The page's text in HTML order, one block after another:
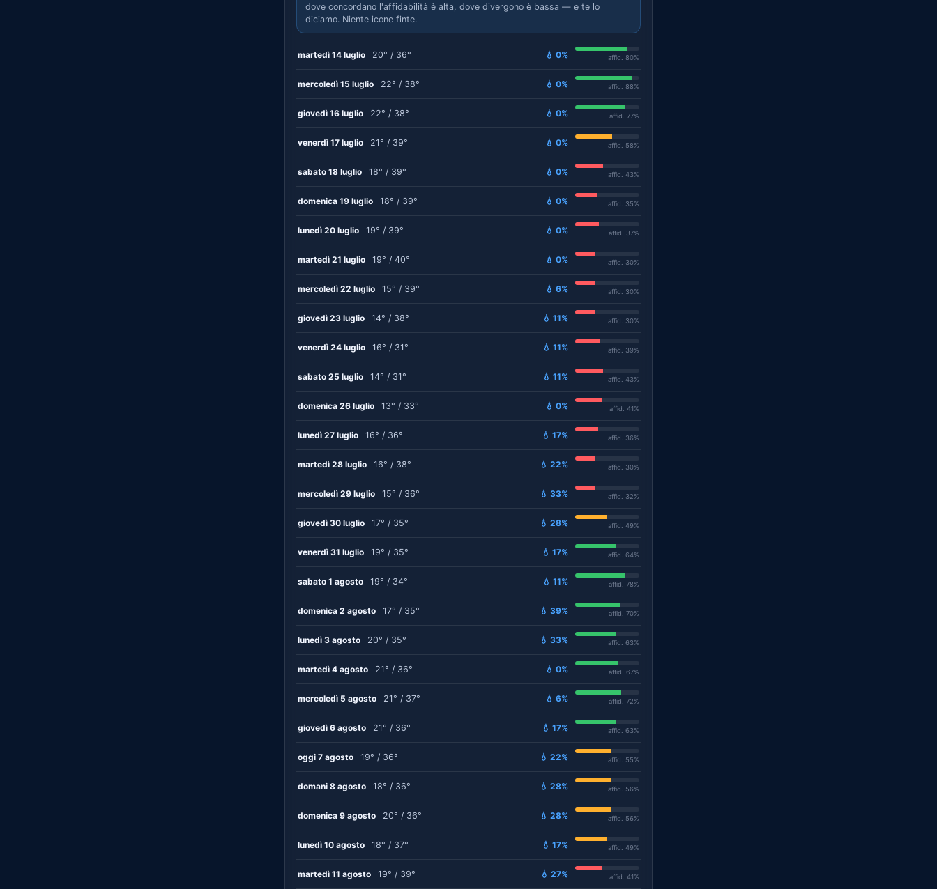
dove concordano l'affidabilità è alta, dove divergono è bassa — e te lo
diciamo. Niente icone finte.
martedì 14 luglio 20° / 36° 💧 0% affid. 80%
mercoledì 15 luglio 22° / 38° 💧 0% affid. 88%
giovedì 16 luglio 22° / 38° 💧 0% affid. 77%
venerdì 17 luglio 21° / 39° 💧 0% affid. 58%
sabato 18 luglio 18° / 39° 💧 0% affid. 43%
domenica 19 luglio 18° / 39° 💧 0% affid. 35%
lunedì 20 luglio 19° / 39° 💧 0% affid. 37%
martedì 21 luglio 19° / 40° 💧 0% affid. 30%
mercoledì 22 luglio 15° / 39° 💧 6% affid. 30%
giovedì 23 luglio 14° / 38° 💧 11% affid. 30%
venerdì 24 luglio 16° / 31° 💧 11% affid. 39%
sabato 25 luglio 14° / 31° 💧 11% affid. 43%
domenica 26 luglio 13° / 33° 💧 0% affid. 41%
lunedì 27 luglio 16° / 36° 💧 17% affid. 36%
martedì 28 luglio 16° / 38° 💧 22% affid. 30%
mercoledì 29 luglio 15° / 36° 💧 33% affid. 32%
giovedì 30 luglio 17° / 35° 💧 28% affid. 49%
venerdì 31 luglio 19° / 35° 💧 17% affid. 64%
sabato 1 agosto 19° / 34° 💧 11% affid. 78%
domenica 2 agosto 17° / 35° 💧 39% affid. 70%
lunedì 3 agosto 20° / 35° 💧 33% affid. 63%
martedì 4 agosto 21° / 36° 💧 0% affid. 67%
mercoledì 5 agosto 21° / 37° 💧 6% affid. 72%
giovedì 6 agosto 21° / 36° 💧 17% affid. 63%
oggi 7 agosto 19° / 36° 💧 22% affid. 55%
domani 8 agosto 18° / 36° 💧 28% affid. 56%
domenica 9 agosto 20° / 36° 💧 28% affid. 56%
lunedì 10 agosto 18° / 37° 💧 17% affid. 49%
martedì 11 agosto 19° / 39° 💧 27% affid. 41%